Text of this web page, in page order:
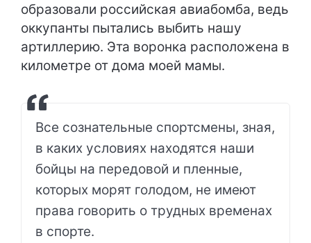
образовали российская авиабомба, ведь
оккупанты пытались выбить нашу
артиллерию. Эта воронка расположена в
километре от дома моей мамы.
Все сознательные спортсмены, зная,
в каких условиях находятся наши
бойцы на передовой и пленные,
которых морят голодом, не имеют
права говорить о трудных временах
в спорте.